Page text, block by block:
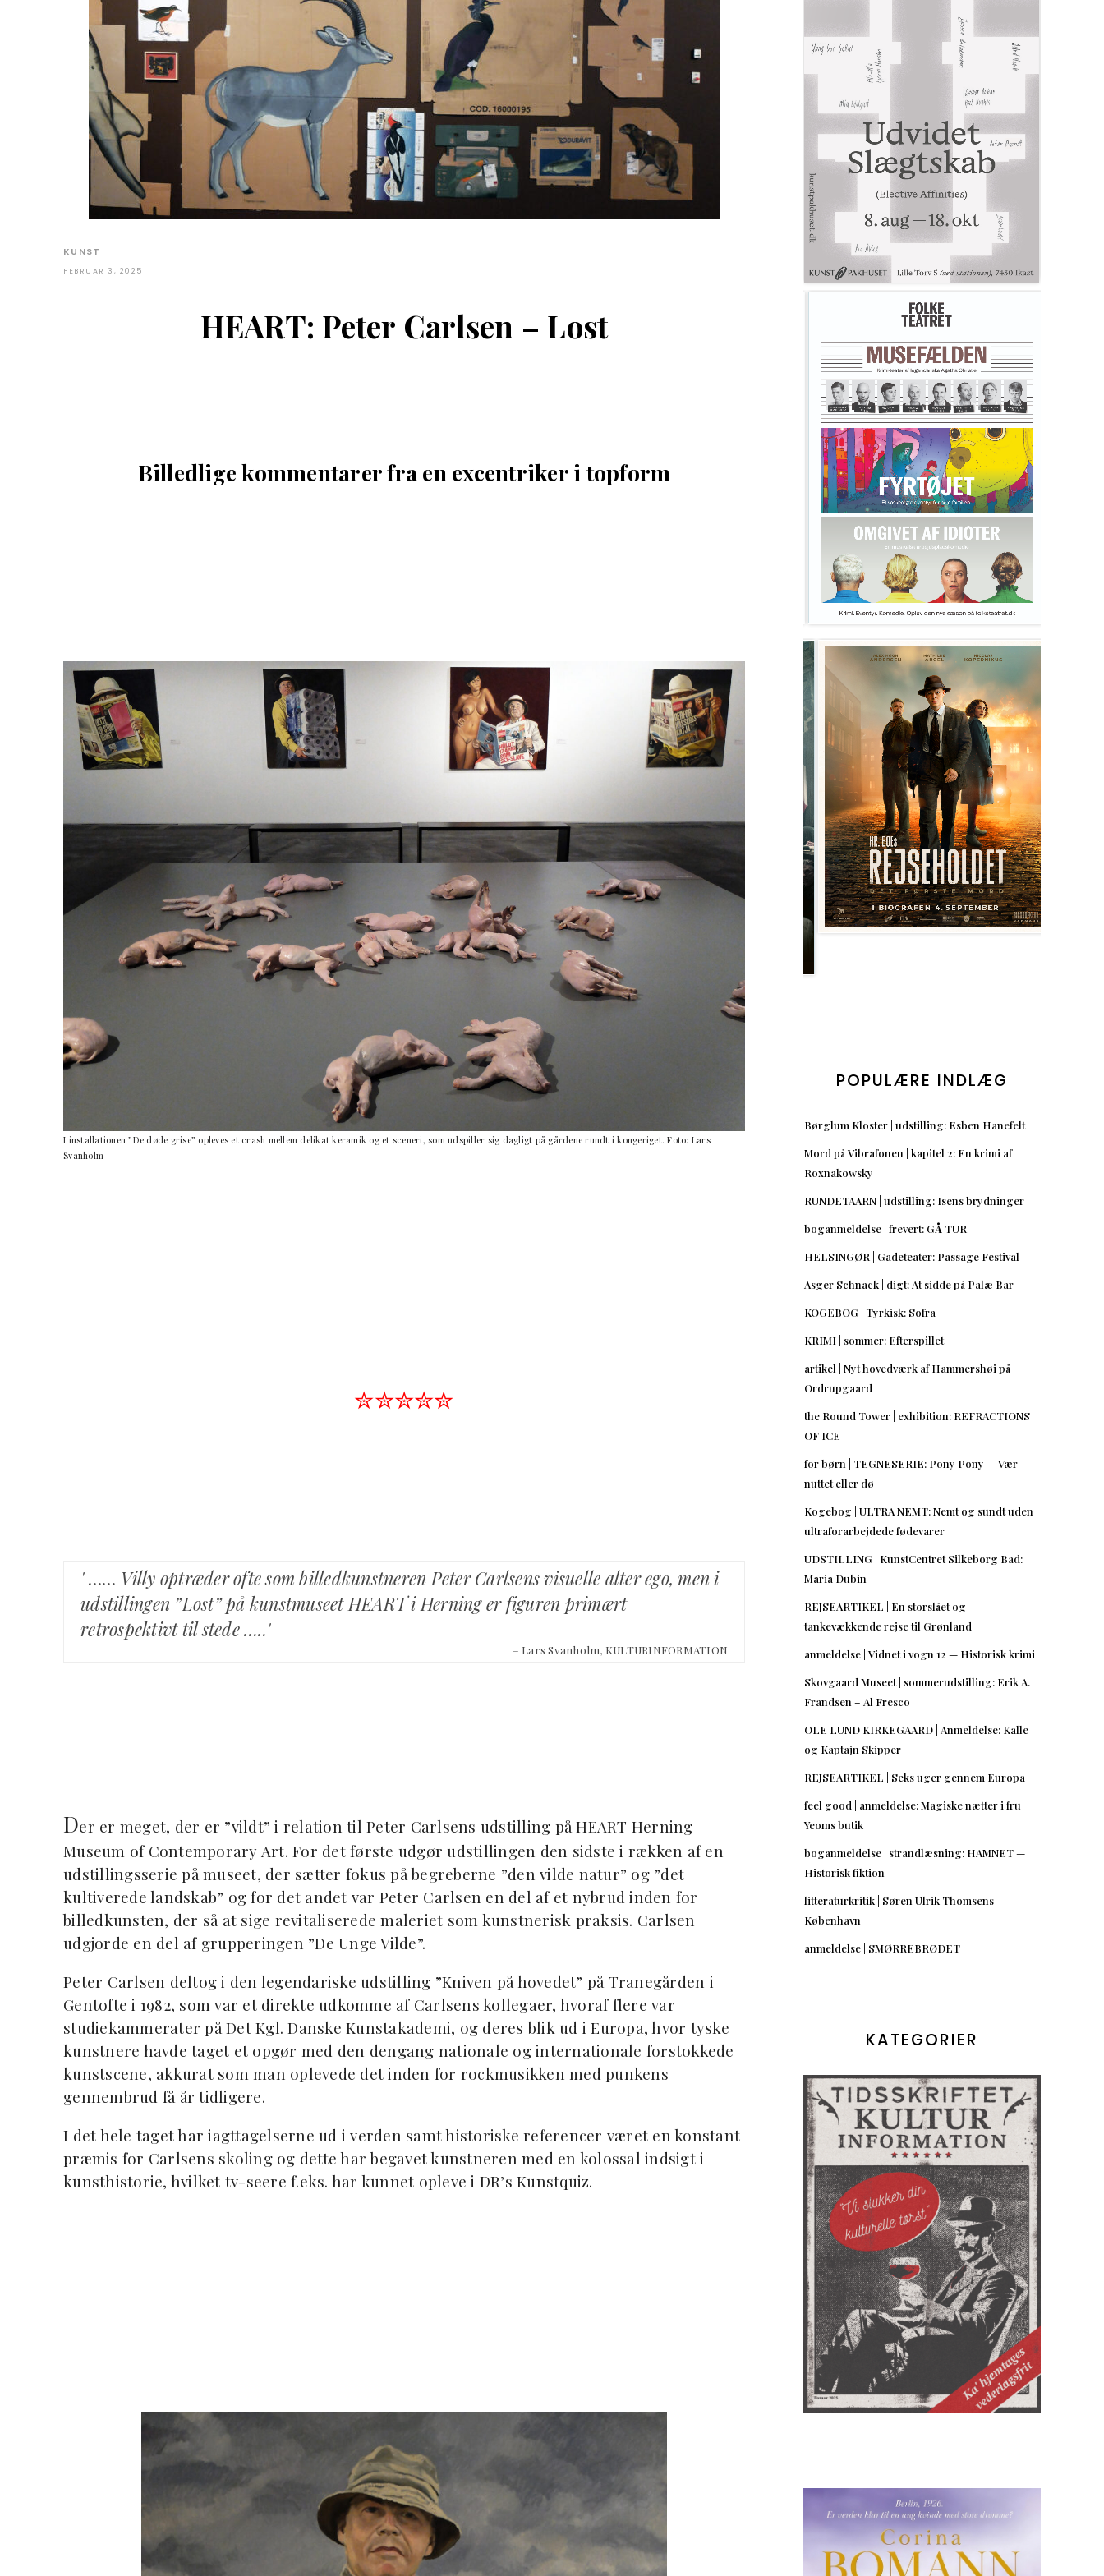
KUNST
FEBRUAR 3, 2025
HEART: Peter Carlsen – Lost
Billedlige kommentarer fra en excentriker i topform
I installationen ”De døde grise” opleves et crash mellem delikat keramik og et sceneri, som udspiller sig dagligt på gårdene rundt i kongeriget. Foto: Lars
Svanholm
✮✮✮✮✮
' …… Villy optræder ofte som billedkunstneren Peter Carlsens visuelle alter ego, men i
udstillingen ”Lost” på kunstmuseet HEART i Herning er figuren primært
retrospektivt til stede …..'
– Lars Svanholm, KULTURINFORMATION
Der er meget, der er ”vildt” i relation til Peter Carlsens udstilling på HEART Herning
Museum of Contemporary Art. For det første udgør udstillingen den sidste i rækken af en
udstillingsserie på museet, der sætter fokus på begreberne ”den vilde natur” og ”det
kultiverede landskab” og for det andet var Peter Carlsen en del af et nybrud inden for
billedkunsten, der så at sige revitaliserede maleriet som kunstnerisk praksis. Carlsen
udgjorde en del af grupperingen ”De Unge Vilde”.
Peter Carlsen deltog i den legendariske udstilling ”Kniven på hovedet” på Tranegården i
Gentofte i 1982, som var et direkte udkomme af Carlsens kollegaer, hvoraf flere var
studiekammerater på Det Kgl. Danske Kunstakademi, og deres blik ud i Europa, hvor tyske
kunstnere havde taget et opgør med den dengang nationale og internationale forstokkede
kunstscene, akkurat som man oplevede det inden for rockmusikken med punkens
gennembrud få år tidligere.
I det hele taget har iagttagelserne ud i verden samt historiske referencer været en konstant
præmis for Carlsens skoling og dette har begavet kunstneren med en kolossal indsigt i
kunsthistorie, hvilket tv-seere f.eks. har kunnet opleve i DR’s Kunstquiz.
POPULÆRE INDLÆG
Børglum Kloster | udstilling: Esben Hanefelt
Mord på Vibrafonen | kapitel 2: En krimi af
Roxnakowsky
RUNDETAARN | udstilling: Isens brydninger
boganmeldelse | frevert: GÅ TUR
HELSINGØR | Gadeteater: Passage Festival
Asger Schnack | digt: At sidde på Palæ Bar
KOGEBOG | Tyrkisk: Sofra
KRIMI | sommer: Efterspillet
artikel | Nyt hovedværk af Hammershøi på
Ordrupgaard
the Round Tower | exhibition: REFRACTIONS
OF ICE
for børn | TEGNESERIE: Pony Pony — Vær
nuttet eller dø
Kogebog | ULTRA NEMT: Nemt og sundt uden
ultraforarbejdede fødevarer
UDSTILLING | KunstCentret Silkeborg Bad:
Maria Dubin
REJSEARTIKEL | En storslået og
tankevækkende rejse til Grønland
anmeldelse | Vidnet i vogn 12 — Historisk krimi
Skovgaard Museet | sommerudstilling: Erik A.
Frandsen – Al Fresco
OLE LUND KIRKEGAARD | Anmeldelse: Kalle
og Kaptajn Skipper
REJSEARTIKEL | Seks uger gennem Europa
feel good | anmeldelse: Magiske nætter i fru
Yeoms butik
boganmeldelse | strandlæsning: HAMNET —
Historisk fiktion
litteraturkritik | Søren Ulrik Thomsens
København
anmeldelse | SMØRREBRØDET
KATEGORIER